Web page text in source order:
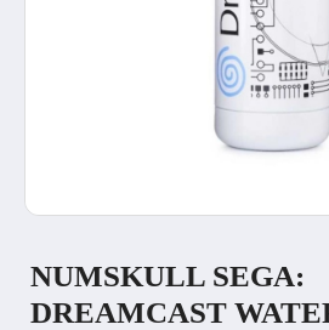
NUMSKULL SEGA:
DREAMCAST